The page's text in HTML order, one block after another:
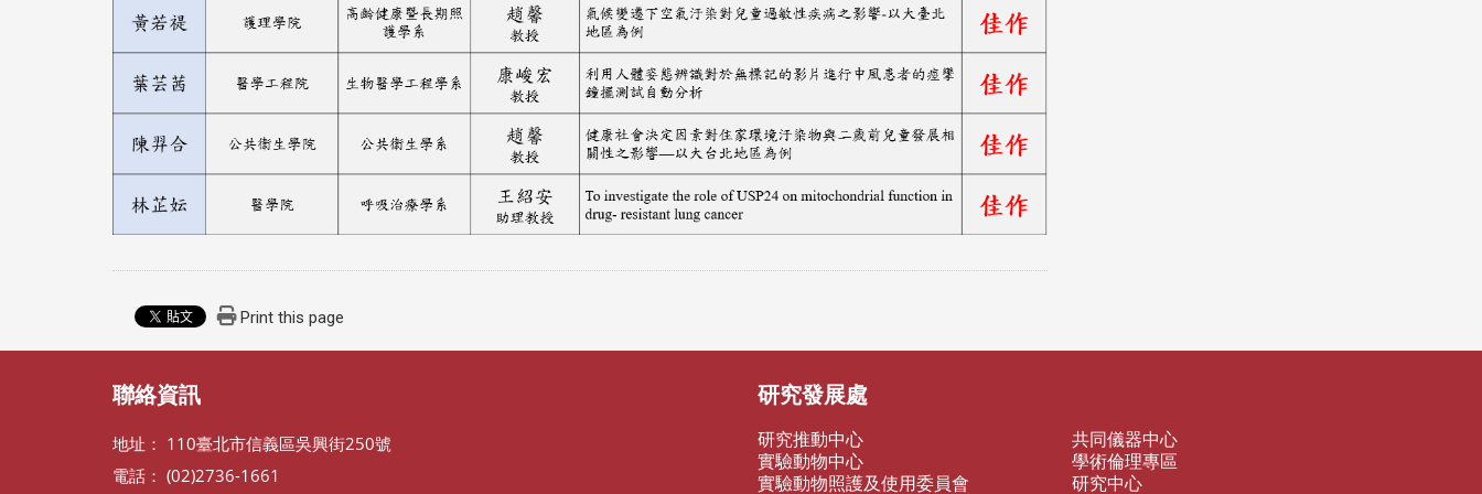
Print this page
聯絡資訊
地址： 110臺北市信義區吳興街250號
電話： (02)2736-1661
研究發展處
研究推動中心
共同儀器中心
實驗動物中心
學術倫理專區
實驗動物照護及使用委員會
研究中心